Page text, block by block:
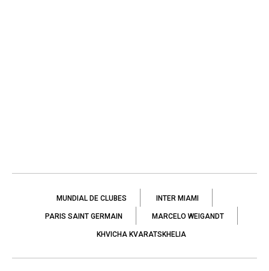
MUNDIAL DE CLUBES INTER MIAMI
PARIS SAINT GERMAIN MARCELO WEIGANDT
KHVICHA KVARATSKHELIA